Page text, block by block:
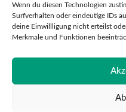
Wenn du diesen Technologien
Surfverhalten oder eindeutige IDs
deine Einwillligung nicht erteilst
Merkmale und Funktionen
info@maxstaeubli.ch
© 2026 Max Stäubli AG -